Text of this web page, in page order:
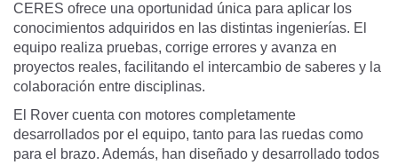
CERES ofrece una oportunidad única para aplicar los
conocimientos adquiridos en las distintas ingenierías. El
equipo realiza pruebas, corrige errores y avanza en
proyectos reales, facilitan­do el intercambio de saberes y la
colaboración entre disciplinas.
El Rover cuenta con motores completamente
desarrollados por el equipo, tanto para las ruedas como
para el brazo. Además, han diseñado y desarrollado todos